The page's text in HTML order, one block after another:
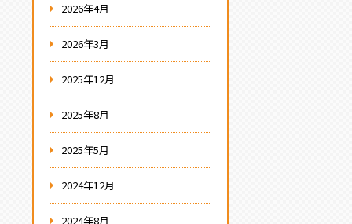
2026年4月
2026年3月
2025年12月
2025年8月
2025年5月
2024年12月
2024年8月